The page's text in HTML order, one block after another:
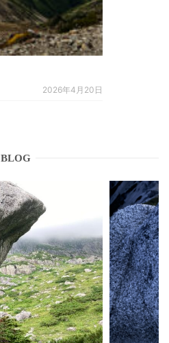
2026年4月20日
BLOG